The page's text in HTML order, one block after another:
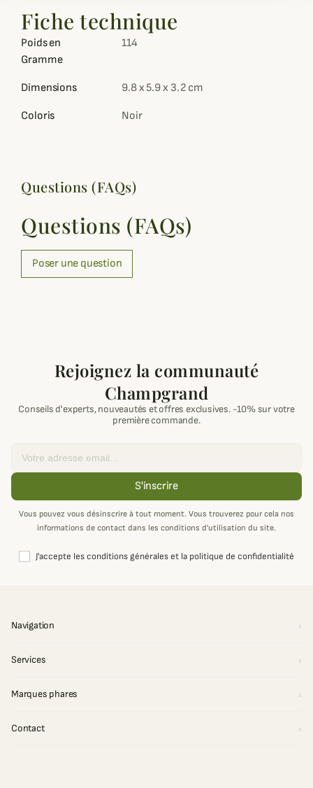
Fiche technique
Poids en
Gramme
114
Dimensions 9.8 x 5.9 x 3.2 cm
Coloris Noir
Questions (FAQs)
Questions (FAQs)
Poser une question
Rejoignez la communauté
Champgrand
Conseils d'experts, nouveautés et offres exclusives. -10% sur votre
première commande.
S'inscrire
Vous pouvez vous désinscrire à tout moment. Vous trouverez pour cela nos
informations de contact dans les conditions d'utilisation du site.
J'accepte les conditions générales et la politique de confidentialité
Navigation
Services
Marques phares
Contact